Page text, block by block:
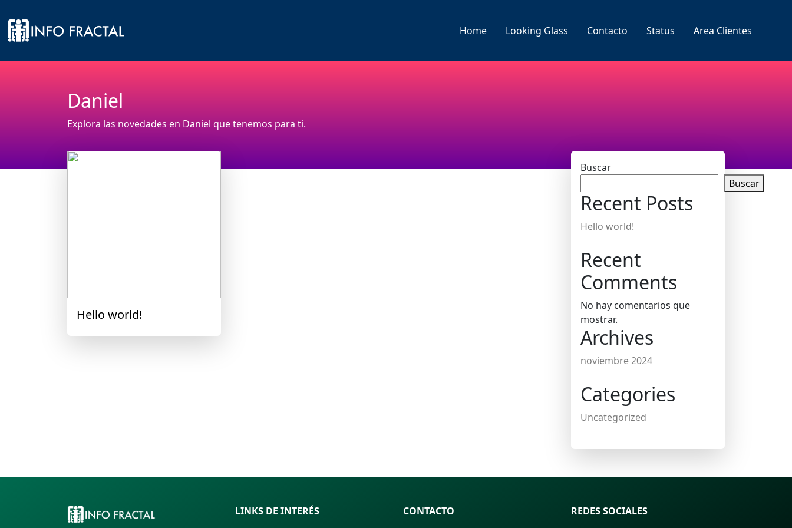
Home Looking Glass Contacto Status Area Clientes
Daniel
Explora las novedades en Daniel que tenemos para ti.
Hello world!
Buscar
Buscar
Recent Posts
Hello world!
Recent
Comments
No hay comentarios que
mostrar.
Archives
noviembre 2024
Categories
Uncategorized
LINKS DE INTERÉS CONTACTO REDES SOCIALES